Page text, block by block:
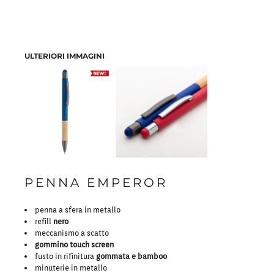
ULTERIORI IMMAGINI
PENNA EMPEROR
penna a sfera in metallo
refill nero
meccanismo a scatto
gommino touch screen
fusto in rifinitura gommata e bamboo
minuterie in metallo